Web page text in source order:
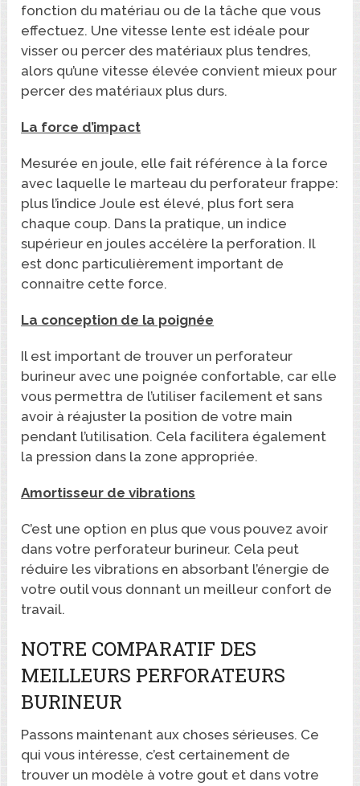
fonction du matériau ou de la tâche que vous
effectuez. Une vitesse lente est idéale pour
visser ou percer des matériaux plus tendres,
alors qu’une vitesse élevée convient mieux pour
percer des matériaux plus durs.
La force d’impact
Mesurée en joule, elle fait référence à la force
avec laquelle le marteau du perforateur frappe:
plus l’indice Joule est élevé, plus fort sera
chaque coup. Dans la pratique, un indice
supérieur en joules accélère la perforation. Il
est donc particulièrement important de
connaitre cette force.
La conception de la poignée
Il est important de trouver un perforateur
burineur avec une poignée confortable, car elle
vous permettra de l’utiliser facilement et sans
avoir à réajuster la position de votre main
pendant l’utilisation. Cela facilitera également
la pression dans la zone appropriée.
Amortisseur de vibrations
C’est une option en plus que vous pouvez avoir
dans votre perforateur burineur. Cela peut
réduire les vibrations en absorbant l’énergie de
votre outil vous donnant un meilleur confort de
travail.
NOTRE COMPARATIF DES
MEILLEURS PERFORATEURS
BURINEUR
Passons maintenant aux choses sérieuses. Ce
qui vous intéresse, c’est certainement de
trouver un modèle à votre gout et dans votre